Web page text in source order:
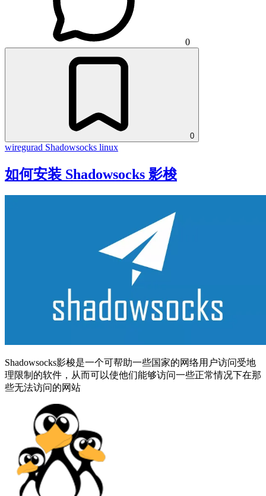
0
0
wiregurad Shadowsocks linux
如何安装 Shadowsocks 影梭
Shadowsocks影梭是一个可帮助一些国家的网络用户访问受地
理限制的软件，从而可以使他们能够访问一些正常情况下在那
些无法访问的网站